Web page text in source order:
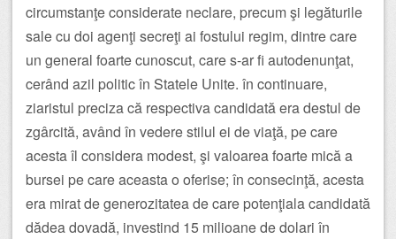
circumstanţe considerate neclare, precum şi legăturile
sale cu doi agenţi secreţi ai fostului regim, dintre care
un general foarte cunoscut, care s-ar fi autodenunţat,
cerând azil politic în Statele Unite. în continuare,
ziaristul preciza că respectiva candidată era destul de
zgârcită, având în vedere stilul ei de viaţă, pe care
acesta îl considera modest, şi valoarea foarte mică a
bursei pe care aceasta o oferise; în consecinţă, acesta
era mirat de generozitatea de care potenţiala candidată
dădea dovadă, investind 15 milioane de dolari în